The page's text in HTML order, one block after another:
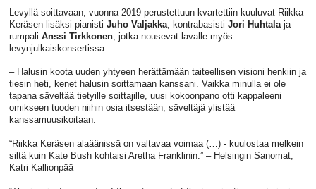
Levyllä soittavaan, vuonna 2019 perustettuun kvartettiin kuuluvat Riikka
Keräsen lisäksi pianisti Juho Valjakka, kontrabasisti Jori Huhtala ja
rumpali Anssi Tirkkonen, jotka nousevat lavalle myös
levynjulkaiskonsertissa.
– Halusin koota uuden yhtyeen herättämään taiteellisen visioni henkiin ja
tiesin heti, kenet halusin soittamaan kanssani. Vaikka minulla ei ole
tapana säveltää tietyille soittajille, uusi kokoonpano otti kappaleeni
omikseen tuoden niihin osia itsestään, säveltäjä ylistää
kanssamuusikoitaan.
“Riikka Keräsen alaäänissä on valtavaa voimaa (…) - kuulostaa melkein
siltä kuin Kate Bush kohtaisi Aretha Franklinin.” – Helsingin Sanomat,
Katri Kallionpää